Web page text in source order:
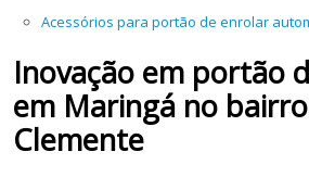
Acessórios para portão de enrolar
Inovação em portão
em Maringá no
Clemente